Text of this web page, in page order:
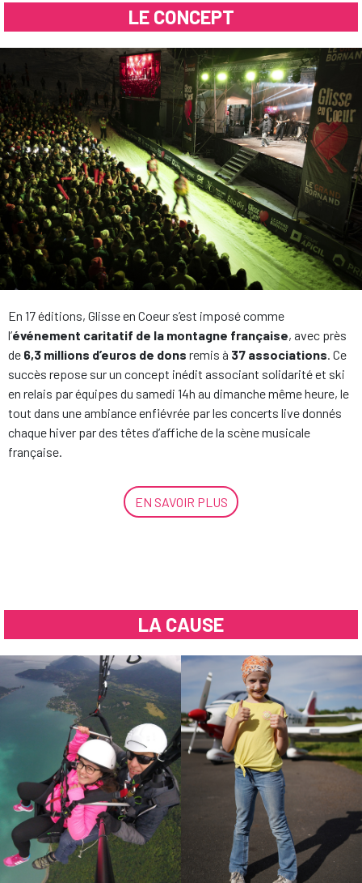
LE CONCEPT
En 17 éditions, Glisse en Coeur s’est imposé comme
l’événement caritatif de la montagne française, avec près
de 6,3 millions d’euros de dons remis à 37 associations. Ce
succès repose sur un concept inédit associant solidarité et ski
en relais par équipes du samedi 14h au dimanche même heure, le
tout dans une ambiance enfiévrée par les concerts live donnés
chaque hiver par des têtes d’affiche de la scène musicale
française.
EN SAVOIR PLUS
LA CAUSE